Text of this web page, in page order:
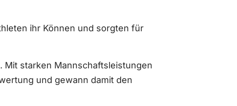
ihr Können und sorgten für
Mit starken Mannschaftsleistungen
und gewann damit den